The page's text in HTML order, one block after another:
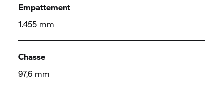
Empattement
1.455 mm
Chasse
97,6 mm